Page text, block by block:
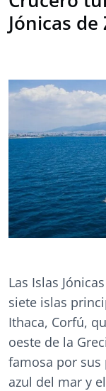
Jónicas
Las Islas
siete islas
Ithaca, Corfú,
oeste de la
famosa por sus
azul del mar y